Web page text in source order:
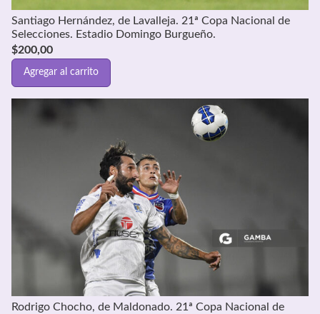
Santiago Hernández, de Lavalleja. 21ª Copa Nacional de
Selecciones. Estadio Domingo Burgueño.
$200,00
Agregar al carrito
Rodrigo Chocho, de Maldonado. 21ª Copa Nacional de